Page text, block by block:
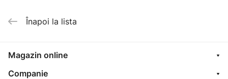
Înapoi la lista
Magazin online
Companie